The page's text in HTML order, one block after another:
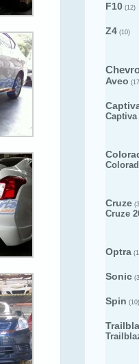
F10 (12)
Z4 (10)
Aveo
Captiva
Cruze
Cruze
Optra
Sonic
Spin (10)